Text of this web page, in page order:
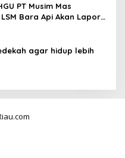
PT Musim Mas
Bara Api Akan Lapor
PKH
agar hidup lebih